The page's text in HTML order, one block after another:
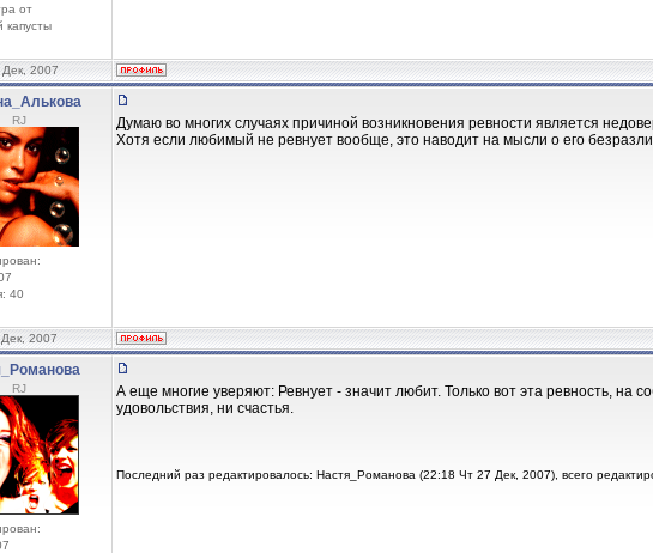
от
капусты
2007
RJ
40
Думаю во многих случаях причиной возникновения ревности является
Хотя если любимый не ревнует вообще, это наводит на мысли о его
2007
RJ
А еще многие уверяют: Ревнует - значит любит. Только вот эта ревность, на
удовольствия, ни счастья.
Последний раз редактировалось: Настя_Романова (22:18 Чт 27 Дек, 2007), всего